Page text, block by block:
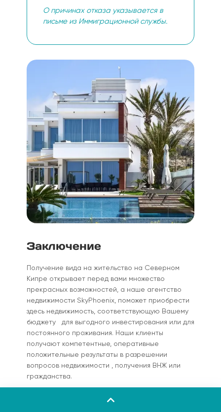
О причинах отказа указывается в
письме из Иммиграционной службы.
Заключение
Получение вида на жительство на Северном
Кипре открывает перед вами множество
прекрасных возможностей, а наше агентство
недвижимости SkyPhoenix, поможет приобрести
здесь недвижимость, соответствующую Вашему
бюджету для выгодного инвестирования или для
постоянного проживания. Наши клиенты
получают компетентные, оперативные
положительные результаты в разрешении
вопросов недвижимости , получения ВНЖ или
гражданства.